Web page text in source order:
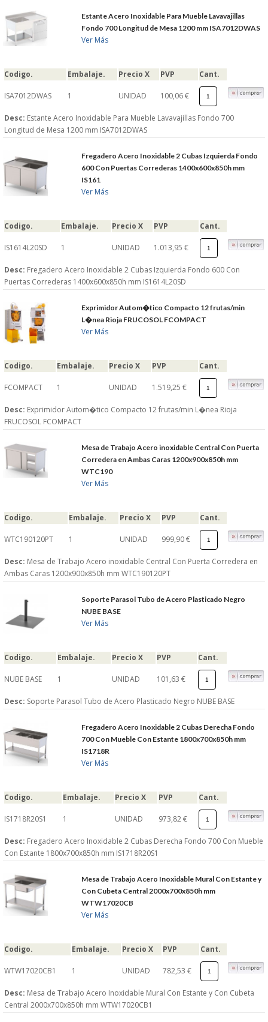
S�GUENOS EN
© 2026 SUMINISTROSCEM
TODOS LOS DERECHOS RESERVADOS
Estante Acero Inoxidable Para Mueble Lavavajillas
Fondo 700 Longitud de Mesa 1200 mm ISA7012DWAS
Ver Más
Codigo. Embalaje. Precio X PVP Cant.
ISA7012DWAS 1 UNIDAD 100,06 €
Desc: Estante Acero Inoxidable Para Mueble Lavavajillas Fondo 700
Longitud de Mesa 1200 mm ISA7012DWAS
Fregadero Acero Inoxidable 2 Cubas Izquierda Fondo
600 Con Puertas Correderas 1400x600x850h mm
IS161
Ver Más
Codigo. Embalaje. Precio X PVP Cant.
IS1614L20SD 1 UNIDAD 1.013,95 €
Desc: Fregadero Acero Inoxidable 2 Cubas Izquierda Fondo 600 Con
Puertas Correderas 1400x600x850h mm IS1614L20SD
Exprimidor Autom�tico Compacto 12 frutas/min
L�nea Rioja FRUCOSOL FCOMPACT
Ver Más
Codigo. Embalaje. Precio X PVP Cant.
FCOMPACT 1 UNIDAD 1.519,25 €
Desc: Exprimidor Autom�tico Compacto 12 frutas/min L�nea Rioja
FRUCOSOL FCOMPACT
Mesa de Trabajo Acero inoxidable Central Con Puerta
Corredera en Ambas Caras 1200x900x850h mm
WTC190
Ver Más
Codigo. Embalaje. Precio X PVP Cant.
WTC190120PT 1 UNIDAD 999,90 €
Desc: Mesa de Trabajo Acero inoxidable Central Con Puerta Corredera en
Ambas Caras 1200x900x850h mm WTC190120PT
Soporte Parasol Tubo de Acero Plasticado Negro
NUBE BASE
Ver Más
Codigo. Embalaje. Precio X PVP Cant.
NUBE BASE 1 UNIDAD 101,63 €
Desc: Soporte Parasol Tubo de Acero Plasticado Negro NUBE BASE
Fregadero Acero Inoxidable 2 Cubas Derecha Fondo
700 Con Mueble Con Estante 1800x700x850h mm
IS1718R
Ver Más
Codigo. Embalaje. Precio X PVP Cant.
IS1718R20S1 1 UNIDAD 973,82 €
Desc: Fregadero Acero Inoxidable 2 Cubas Derecha Fondo 700 Con Mueble
Con Estante 1800x700x850h mm IS1718R20S1
Mesa de Trabajo Acero Inoxidable Mural Con Estante y
Con Cubeta Central 2000x700x850h mm
WTW17020CB
Ver Más
Codigo. Embalaje. Precio X PVP Cant.
WTW17020CB1 1 UNIDAD 782,53 €
Desc: Mesa de Trabajo Acero Inoxidable Mural Con Estante y Con Cubeta
Central 2000x700x850h mm WTW17020CB1